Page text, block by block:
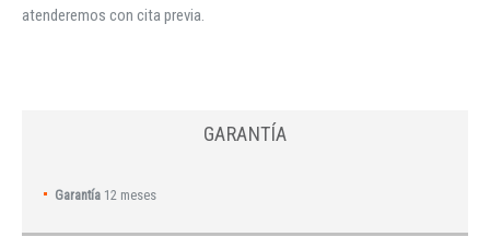
atenderemos con cita previa.
GARANTÍA
Garantía 12 meses